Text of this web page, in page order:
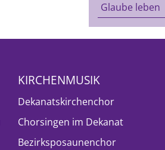
Glaube leben
KIRCHENMUSIK
Dekanatskirchenchor
Chorsingen im Dekanat
Bezirksposaunenchor